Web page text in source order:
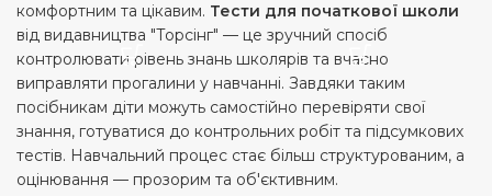
комфортним та цікавим. Тести для початкової школи
від видавництва "Торсінг" — це зручний спосіб
контролювати рівень знань школярів та вчасно
виправляти прогалини у навчанні. Завдяки таким
посібникам діти можуть самостійно перевіряти свої
знання, готуватися до контрольних робіт та підсумкових
тестів. Навчальний процес стає більш структурованим, а
оцінювання — прозорим та об'єктивним.